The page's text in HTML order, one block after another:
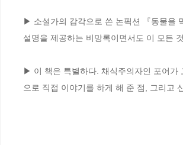
▶ 소설가의 감각으로 쓴 논픽션 『동물을
설명을 제공하는 비망록이면서도 이 모든
▶ 이 책은 특별하다. 채식주의자인 포어가
으로 직접 이야기를 하게 해 준 점, 그리고